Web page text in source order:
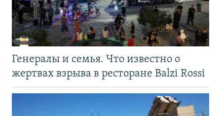
Генералы и семья. Что известно о
жертвах взрыва в ресторане Balzi Rossi